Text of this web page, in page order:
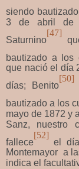
siendo
3 de abril de
Saturnino
[47]
bautizado a los
que nació el día
días; Benito
[50]
bautizado a los
mayo de 1872 y
Sanz, nuestro
fallece
[52]
el
Montemayor a
indica el